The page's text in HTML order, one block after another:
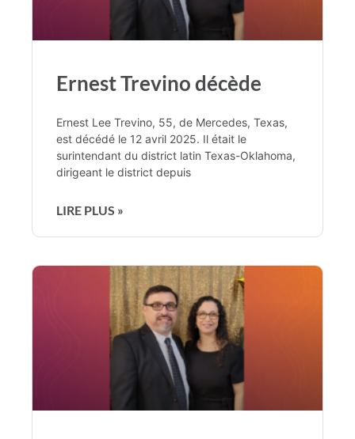
Ernest Trevino décède
Ernest Lee Trevino, 55, de Mercedes, Texas,
est décédé le 12 avril 2025. Il était le
surintendant du district latin Texas-Oklahoma,
dirigeant le district depuis
LIRE PLUS »